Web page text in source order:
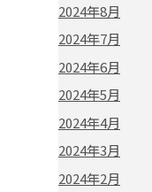
2024年8月
2024年7月
2024年6月
2024年5月
2024年4月
2024年3月
2024年2月